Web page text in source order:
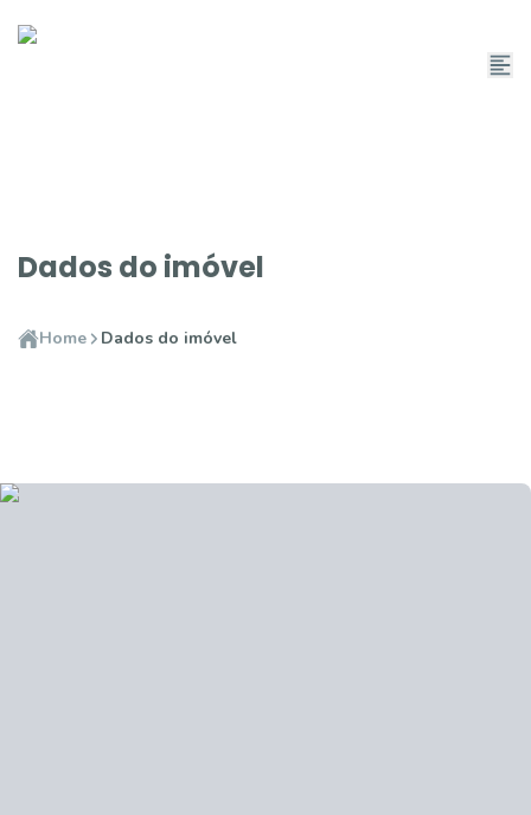
Dados do imóvel
Home Dados do imóvel